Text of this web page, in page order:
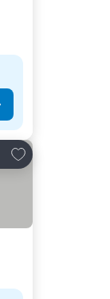
Lisää suosikkeihin